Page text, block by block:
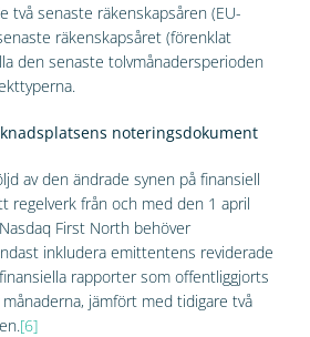
två senaste räkenskapsåren (EU-
räkenskapsåret (förenklat
den senaste tolvmånadersperioden
noteringsdokument
av den ändrade synen på finansiell
regelverk från och med den 1 april
First North behöver
inkludera emittentens reviderade
rapporter som offentliggjorts
jämfört med tidigare två
[6]